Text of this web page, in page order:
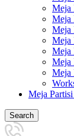
Meja
Meja
Meja
Meja
Meja
Meja
Meja
Meja
Search